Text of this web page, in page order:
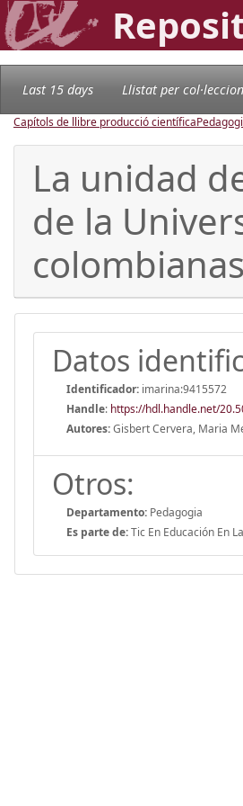
Last 15 days Llistat per
Capítols de llibre producció científica
La unidad
de la
colombianas
Datos
Identificador: imarina:9415572
Handle: https://hdl.handle.net/
Autores:Gisbert Cervera, Maria
Otros:
Departamento: Pedagogia
Es parte de:Tic En Educación En